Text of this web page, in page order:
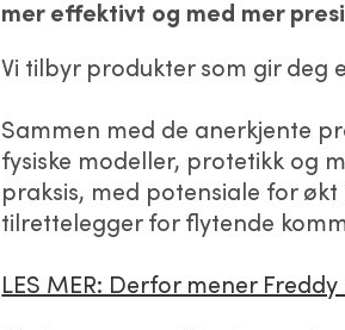
mer effektivt og med mer
Vi tilbyr produkter som gir deg
Sammen med de anerkjente
fysiske modeller, protetikk og
praksis, med potensiale for
tilrettelegger for flytende
LES MER: Derfor mener